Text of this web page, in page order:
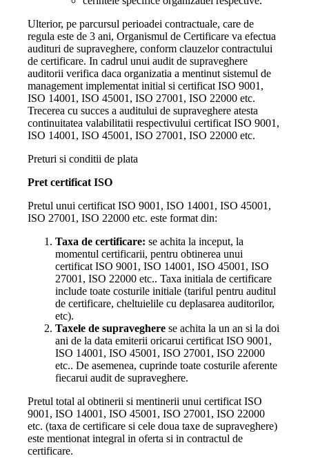
Ulterior, pe parcursul perioadei contractuale, care de
regula este de 3 ani, Organismul de Certificare va efectua
audituri de supraveghere, conform clauzelor contractului
de certificare. In cadrul unui audit de supraveghere
auditorii verifica daca organizatia a mentinut sistemul de
management implementat initial si certificat ISO 9001,
ISO 14001, ISO 45001, ISO 27001, ISO 22000 etc.
Trecerea cu succes a auditului de supraveghere atesta
continuitatea valabilitatii respectivului certificat ISO 9001,
ISO 14001, ISO 45001, ISO 27001, ISO 22000 etc.
Preturi si conditii de plata
Pret certificat ISO
Pretul unui certificat ISO 9001, ISO 14001, ISO 45001,
ISO 27001, ISO 22000 etc. este format din:
Taxa de certificare:se achita la inceput, la
momentul certificarii, pentru obtinerea unui
certificat ISO 9001, ISO 14001, ISO 45001, ISO
27001, ISO 22000 etc.. Taxa initiala de certificare
include toate costurile initiale (tariful pentru auditul
de certificare, cheltuielile cu deplasarea auditorilor,
etc).
Taxele de supraveghere se achita la un an si la doi
ani de la data emiterii oricarui certificat ISO 9001,
ISO 14001, ISO 45001, ISO 27001, ISO 22000
etc.. De asemenea, cuprinde toate costurile aferente
fiecarui audit de supraveghere.
Pretul total al obtinerii si mentinerii unui certificat ISO
9001, ISO 14001, ISO 45001, ISO 27001, ISO 22000
etc. (taxa de certificare si cele doua taxe de supraveghere)
este mentionat integral in oferta si in contractul de
certificare.